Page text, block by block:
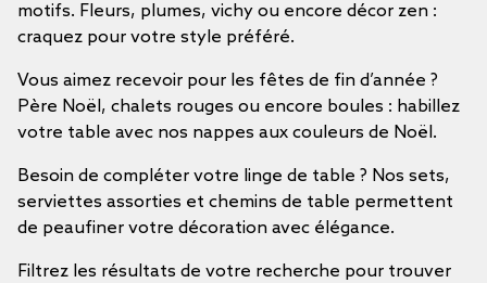
motifs. Fleurs, plumes, vichy ou encore décor zen :
craquez pour votre style préféré.
Vous aimez recevoir pour les fêtes de fin d’année ?
Père Noël, chalets rouges ou encore boules : habillez
votre table avec nos nappes aux couleurs de Noël.
Besoin de compléter votre linge de table ? Nos sets,
serviettes assorties et chemins de table permettent
de peaufiner votre décoration avec élégance.
Filtrez les résultats de votre recherche pour trouver